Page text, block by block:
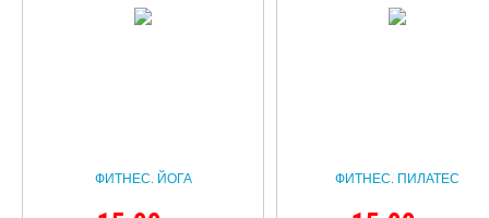
ФИТНЕС. ЙОГА ФИТНЕС. ПИЛАТЕС